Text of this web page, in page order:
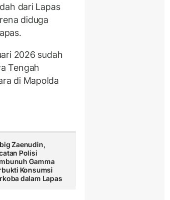
dari Lapas
diduga
2026 sudah
Tengah
di Mapolda
Zaenudin,
Polisi
Gamma
Konsumsi
dalam Lapas